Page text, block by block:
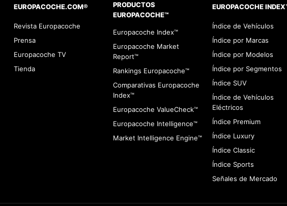
EUROPACOCHE.COM®
Revista Europacoche
Prensa
Europacoche TV
Tienda
PRODUCTOS
EUROPACOCHE™
Europacoche Index™
Europacoche Market
Report™
Rankings Europacoche™
Comparativas Europacoche
Index™
Europacoche ValueCheck™
Europacoche Intelligence™
Market Intelligence Engine™
EUROPACOCHE
Índice de Vehículos
Índice por Marcas
Índice por Modelos
Índice por Segmentos
Índice SUV
Índice de Vehículos
Eléctricos
Índice Premium
Índice Luxury
Índice Classic
Índice Sports
Señales de Mercado